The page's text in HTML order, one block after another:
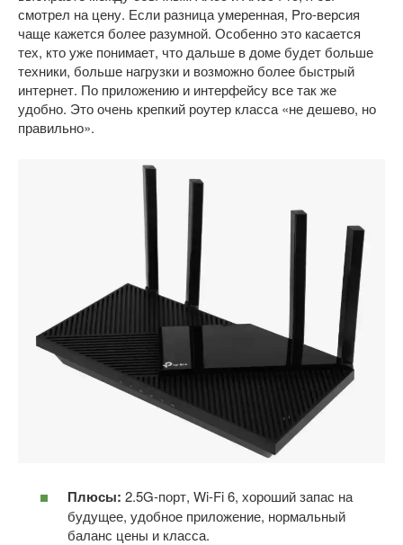
смотрел на цену. Если разница умеренная, Pro-версия
чаще кажется более разумной. Особенно это касается
тех, кто уже понимает, что дальше в доме будет больше
техники, больше нагрузки и возможно более быстрый
интернет. По приложению и интерфейсу все так же
удобно. Это очень крепкий роутер класса «не дешево, но
правильно».
Плюсы: 2.5G-порт, Wi-Fi 6, хороший запас на
будущее, удобное приложение, нормальный
баланс цены и класса.